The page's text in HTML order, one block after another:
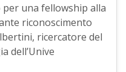
una fellowship alla
riconoscimento
ricercatore del
dell’Unive